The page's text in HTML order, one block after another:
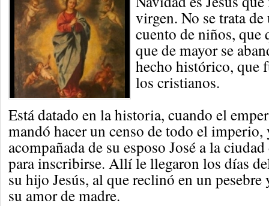
virgen. No se trata
cuento de niños, que
que de mayor se
hecho histórico, que
los cristianos.
Está datado en la historia, cuando el
mandó hacer un censo de todo el
acompañada de su esposo José a la
para inscribirse. Allí le llegaron los días
su hijo Jesús, al que reclinó en un
su amor de madre.